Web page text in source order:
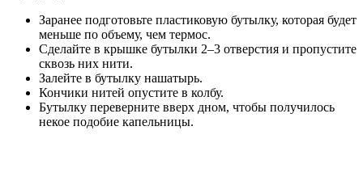
Заранее подготовьте пластиковую бутылку, которая будет
меньше по объему, чем термос.
Сделайте в крышке бутылки 2–3 отверстия и пропустите
сквозь них нити.
Залейте в бутылку нашатырь.
Кончики нитей опустите в колбу.
Бутылку переверните вверх дном, чтобы получилось
некое подобие капельницы.